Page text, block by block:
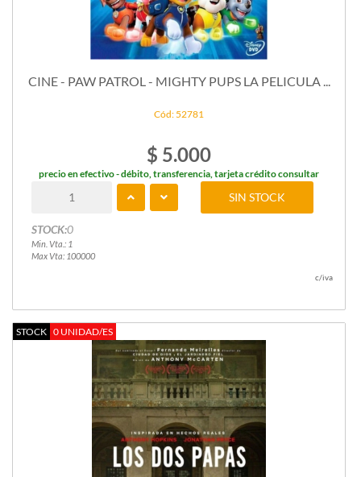
CINE - PAW PATROL - MIGHTY PUPS LA PELICULA ...
Cód: 52781
$ 5.000
precio en efectivo - débito, transferencia, tarjeta crédito consultar
STOCK:0
Min. Vta.: 1
Max Vta: 100000
SIN STOCK
c/iva
STOCK 0 UNIDAD/ES